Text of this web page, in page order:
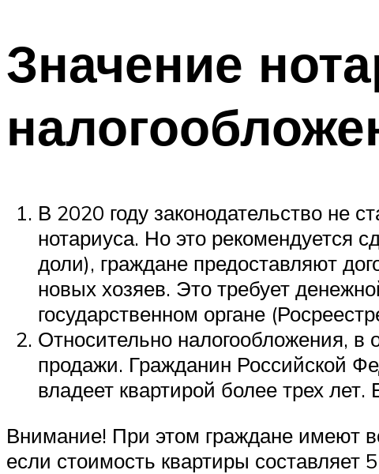
Значение
В 2020 году законодательство не
нотариуса. Но это рекомендуется
доли), граждане предоставляют
новых хозяев. Это требует
государственном органе
Относительно налогообложения,
продажи. Гражданин Российской
владеет квартирой более трех
Внимание! При этом граждане имеют
если стоимость квартиры